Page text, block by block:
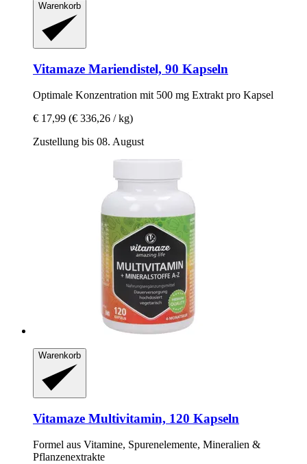
Warenkorb
Vitamaze Mariendistel, 90 Kapseln
Optimale Konzentration mit 500 mg Extrakt pro Kapsel
€ 17,99 (€ 336,26 / kg)
Zustellung bis 08. August
Warenkorb
Vitamaze Multivitamin, 120 Kapseln
Formel aus Vitamine, Spurenelemente, Mineralien &
Pflanzenextrakte